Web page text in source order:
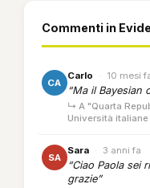
Commenti in
CA
Carlo · 10 mesi
“Ma il Bayesian
↳ A "Quarta
Università
SA
Sara · 3 anni fa
“Ciao Paola sei
grazie”